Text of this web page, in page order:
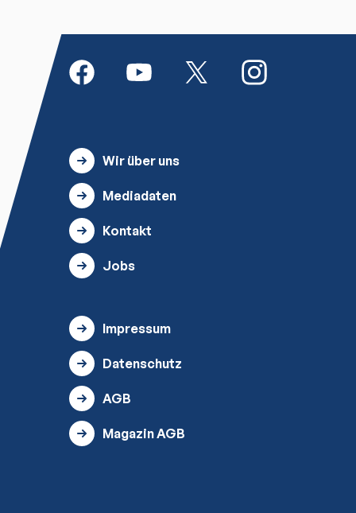
Wir über uns
Mediadaten
Kontakt
Jobs
Impressum
Datenschutz
AGB
Magazin AGB